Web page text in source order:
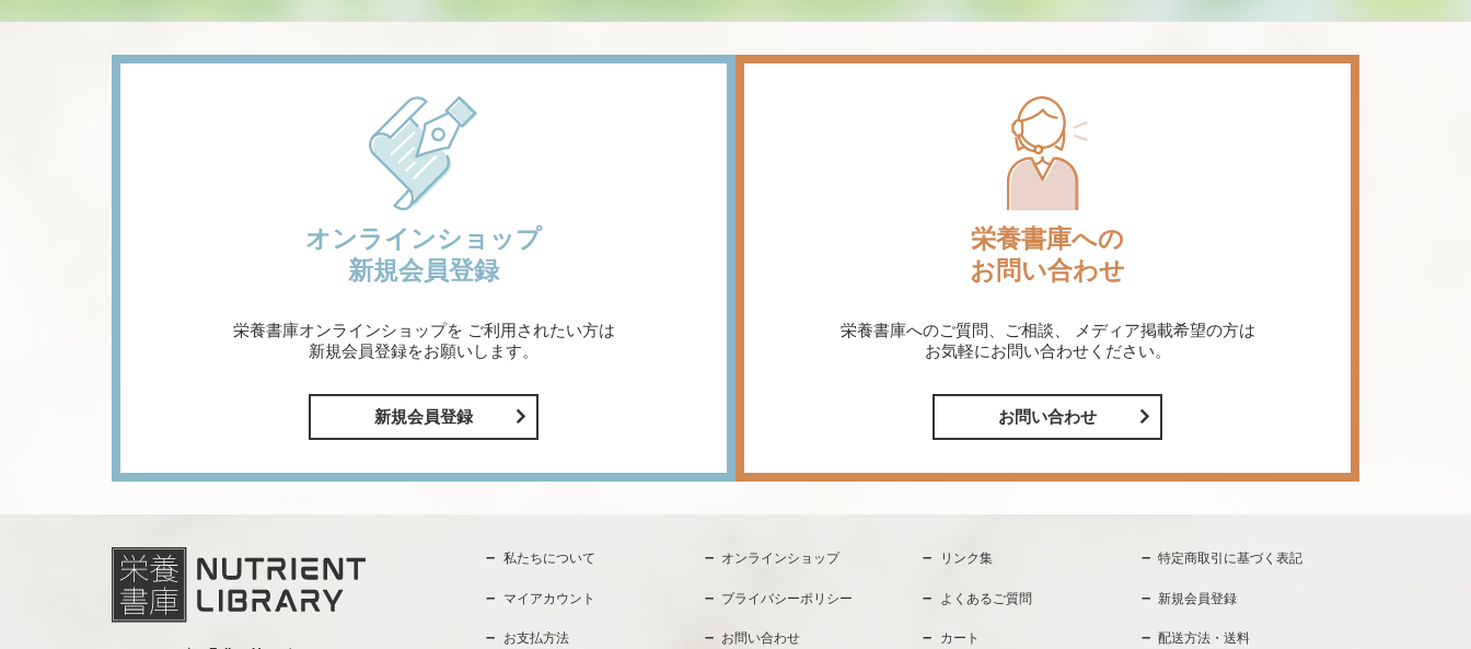
オンラインショップ
新規会員登録
栄養書庫オンラインショップを ご利用されたい方は
新規会員登録をお願いします。
新規会員登録
栄養書庫への
お問い合わせ
栄養書庫へのご質問、ご相談、
メディア掲載希望の方は
お気軽にお問い合わせください。
お問い合わせ
私たちについて オンラインショップ リンク集 特定商取引に基づく表記
マイアカウント プライバシーポリシー よくあるご質問 新規会員登録
お支払方法 お問い合わせ カート 配送方法・送料